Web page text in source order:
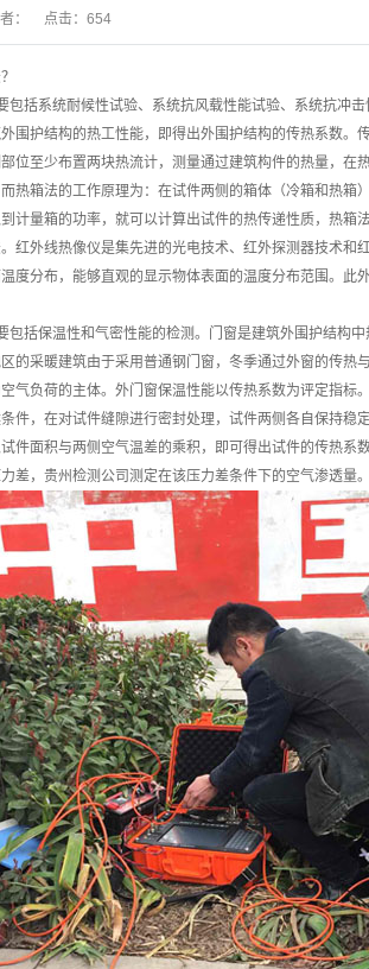
工程
用品
： 点击： 654
包括系统耐候性试验、系统抗风载性能试验、系统抗冲
围护结构的热工性能，即得出外围护结构的传热系数
位至少布置两块热流计，测量通过建筑构件的热量，
热箱法的工作原理为：在试件两侧的箱体（冷箱和热箱
计量箱的功率，就可以计算出试件的热传递性质，热
红外线热像仪是集先进的光电技术、红外探测器技术
度分布，能够直观的显示物体表面的温度分布范围。此
括保温性和气密性能的检测。门窗是建筑外围护结构
的采暖建筑由于采用普通钢门窗，冬季通过外窗的传
气负荷的主体。外门窗保温性能以传热系数为评定指
件，在对试件缝隙进行密封处理，试件两侧各自保持稳
件面积与两侧空气温差的乘积，即可得出试件的传热
差，贵州检测公司测定在该压力差条件下的空气渗透量。